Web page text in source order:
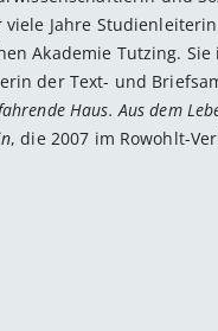
viele Jahre
Akademie Tutzing. Sie
der Text- und
Haus. Aus dem
, die 2007 im Rowohlt-